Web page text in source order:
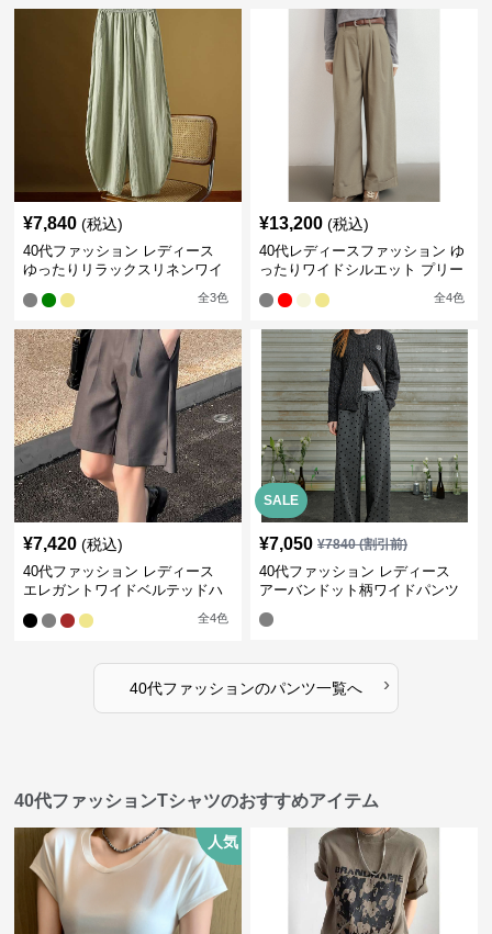
¥7,840 (税込)
40代ファッション レディース
ゆったりリラックスリネンワイ
全3色
¥13,200 (税込)
40代レディースファッション ゆ
ったりワイドシルエット プリー
全4色
¥7,420 (税込)
40代ファッション レディース
エレガントワイドベルテッドハ
全4色
SALE
¥7,050 ¥7840(割引前)
40代ファッション レディース
アーバンドット柄ワイドパンツ
40代ファッションのパンツ一覧へ ›
40代ファッションTシャツのおすすめアイテム
人気